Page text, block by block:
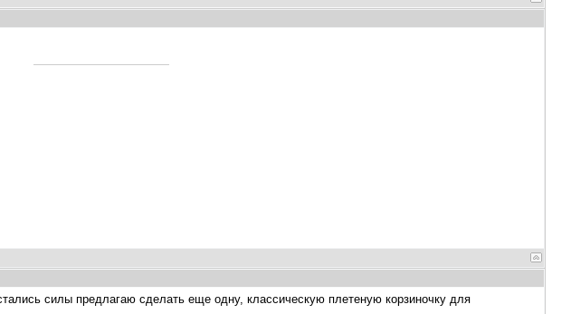
силы предлагаю сделать еще одну, классическую плетеную корзиночку для